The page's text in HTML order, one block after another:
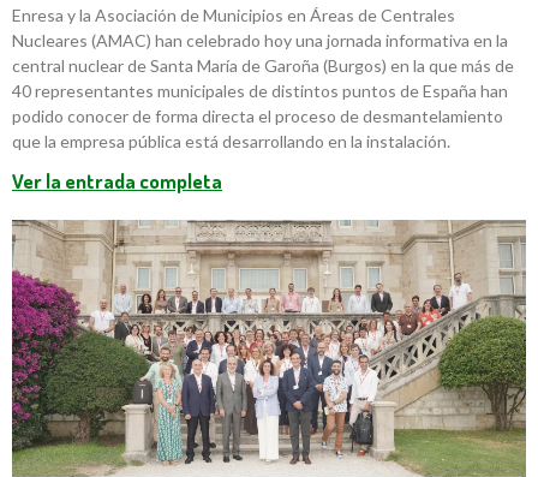
Enresa y la Asociación de Municipios en Áreas de Centrales
Nucleares (AMAC) han celebrado hoy una jornada informativa en la
central nuclear de Santa María de Garoña (Burgos) en la que más de
40 representantes municipales de distintos puntos de España han
podido conocer de forma directa el proceso de desmantelamiento
que la empresa pública está desarrollando en la instalación.
Ver la entrada completa